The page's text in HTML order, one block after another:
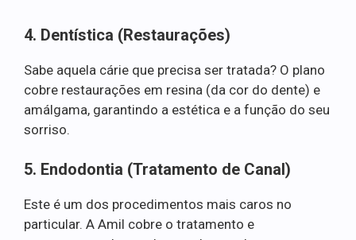
4. Dentística (Restaurações)
Sabe aquela cárie que precisa ser tratada? O plano
cobre restaurações em resina (da cor do dente) e
amálgama, garantindo a estética e a função do seu
sorriso.
5. Endodontia (Tratamento de Canal)
Este é um dos procedimentos mais caros no
particular. A Amil cobre o tratamento e